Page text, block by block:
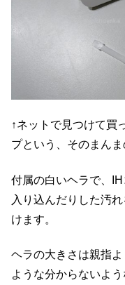
↑ネットで見つけて買
プという、そのまんま
付属の白いヘラで、
入り込んだりした汚
けます。
ヘラの大きさは親指
ような分からないよう